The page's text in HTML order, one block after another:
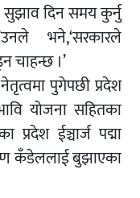
दिन समय कुर्नु
भने,‘सरकारले
चाहन्छ ।’
पुगेपछी प्रदेश
योजना सहितका
प्रदेश ईञ्चार्ज पद्मा
कँडेललाई बुझाएका